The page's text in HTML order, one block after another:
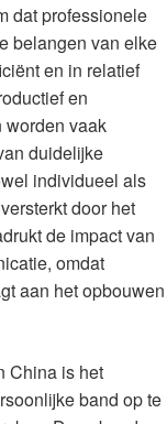
dat professionele
belangen van elke
en in relatief
en
worden vaak
duidelijke
individueel als
door het
de impact van
omdat
aan het opbouwen
China is het
band op te